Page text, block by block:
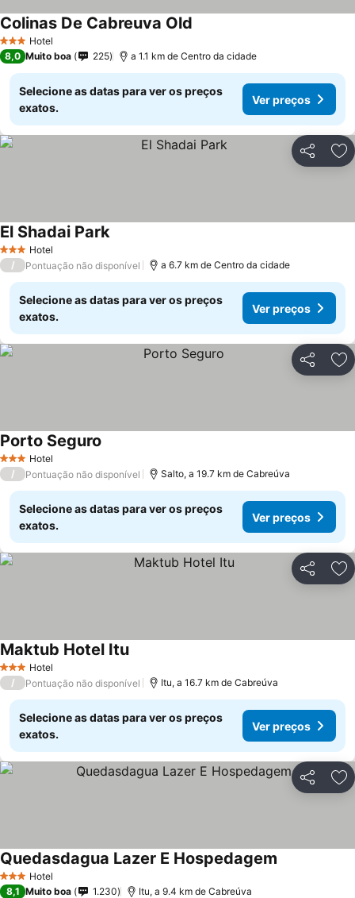
3 EstrelasHotel
Colinas De Cabreuva Old
8,0 Muito boa 225 a 1.1 km de Centro da cidade
Selecione as datas para ver os preços
exatos.
Ver preços
Partilhar
3 EstrelasHotel
El Shadai Park
/ Pontuação não disponível a 6.7 km de Centro da cidade
Selecione as datas para ver os preços
exatos.
Ver preços
Partilhar
3 EstrelasHotel
Porto Seguro
/ Pontuação não disponível Salto, a 19.7 km de Cabreúva
Selecione as datas para ver os preços
exatos.
Ver preços
Partilhar
3 EstrelasHotel
Maktub Hotel Itu
/ Pontuação não disponível Itu, a 16.7 km de Cabreúva
Selecione as datas para ver os preços
exatos.
Ver preços
Partilhar
3 EstrelasHotel
Quedasdagua Lazer E Hospedagem
8,1 Muito boa 1.230 Itu, a 9.4 km de Cabreúva